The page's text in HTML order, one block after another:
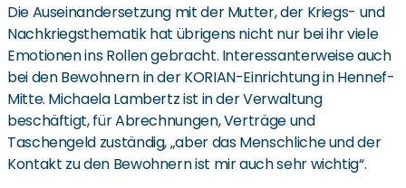
Die Auseinandersetzung mit der Mutter, der Kriegs- und
Nachkriegsthematik hat übrigens nicht nur bei ihr viele
Emotionen ins Rollen gebracht. Interessanterweise auch
bei den Bewohnern in der KORIAN-Einrichtung in Hennef-
Mitte. Michaela Lambertz ist in der Verwaltung
beschäftigt, für Abrechnungen, Verträge und
Taschengeld zuständig, „aber das Menschliche und der
Kontakt zu den Bewohnern ist mir auch sehr wichtig“.